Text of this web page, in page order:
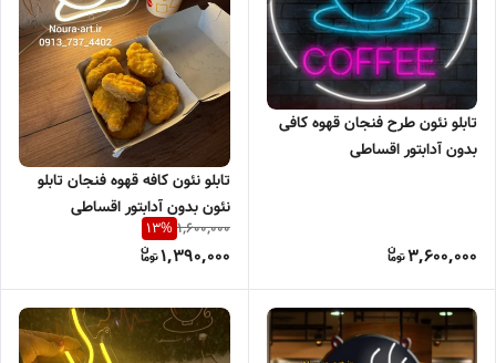
تابلو نئون طرح فنجان قهوه کافی
بدون آدابتور اقساطی
3,600,000
تابلو نئون کافه قهوه فنجان تابلو
نئون بدون آدابتور اقساطی
1,600,000
13%
1,390,000